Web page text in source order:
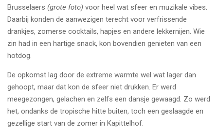
Brusselaers (grote foto) voor heel wat sfeer en muzikale vibes.
Daarbij konden de aanwezigen terecht voor verfrissende
drankjes, zomerse cocktails, hapjes en andere lekkernijen. Wie
zin had in een hartige snack, kon bovendien genieten van een
hotdog.
De opkomst lag door de extreme warmte wel wat lager dan
gehoopt, maar dat kon de sfeer niet drukken. Er werd
meegezongen, gelachen en zelfs een dansje gewaagd. Zo werd
het, ondanks de tropische hitte buiten, toch een geslaagde en
gezellige start van de zomer in Kapittelhof.